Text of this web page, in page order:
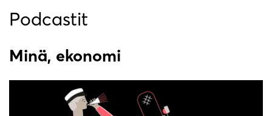
Podcastit
Minä, ekonomi